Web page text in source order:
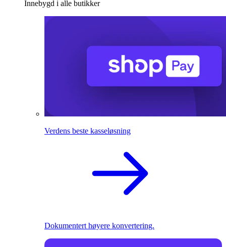
Innebygd i alle butikker
Verdens beste kasseløsning
Dokumentert høyere konvertering.